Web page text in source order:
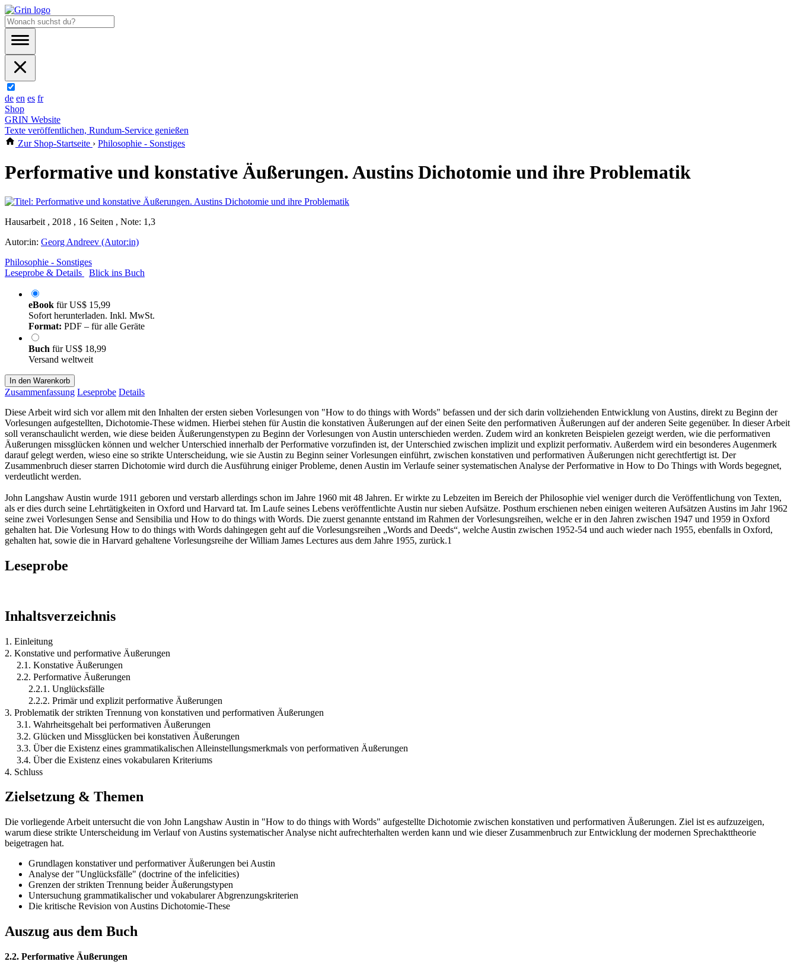
de en es fr
Shop
GRIN Website
Texte veröffentlichen, Rundum-Service genießen
Zur Shop-Startseite › Philosophie - Sonstiges
Performative und konstative Äußerungen. Austins Dichotomie und ihre Problematik
Hausarbeit , 2018 , 16 Seiten , Note: 1,3
Autor:in: Georg Andreev (Autor:in)
Philosophie - Sonstiges
Leseprobe & Details
Blick ins Buch
eBook fürUS$ 15,99
Sofort herunterladen. Inkl. MwSt.
Format: PDF – für alle Geräte
Buch fürUS$ 18,99
Versand weltweit
In den Warenkorb
Zusammenfassung Leseprobe Details
Diese Arbeit wird sich vor allem mit den Inhalten der ersten sieben Vorlesungen von "How to do things with Words" befassen und der sich darin vollziehenden Entwicklung von Austins, direkt zu Beginn der
Vorlesungen aufgestellten, Dichotomie-These widmen. Hierbei stehen für Austin die konstativen Äußerungen auf der einen Seite den performativen Äußerungen auf der anderen Seite gegenüber. In dieser Arbeit
soll veranschaulicht werden, wie diese beiden Äußerungenstypen zu Beginn der Vorlesungen von Austin unterschieden werden. Zudem wird an konkreten Beispielen gezeigt werden, wie die performativen
Äußerungen missglücken können und welcher Unterschied innerhalb der Performative vorzufinden ist, der Unterschied zwischen implizit und explizit performativ. Außerdem wird ein besonderes Augenmerk
darauf gelegt werden, wieso eine so strikte Unterscheidung, wie sie Austin zu Beginn seiner Vorlesungen einführt, zwischen konstativen und performativen Äußerungen nicht gerechtfertigt ist. Der
Zusammenbruch dieser starren Dichotomie wird durch die Ausführung einiger Probleme, denen Austin im Verlaufe seiner systematischen Analyse der Performative in How to Do Things with Words begegnet,
verdeutlicht werden.
John Langshaw Austin wurde 1911 geboren und verstarb allerdings schon im Jahre 1960 mit 48 Jahren. Er wirkte zu Lebzeiten im Bereich der Philosophie viel weniger durch die Veröffentlichung von Texten,
als er dies durch seine Lehrtätigkeiten in Oxford und Harvard tat. Im Laufe seines Lebens veröffentlichte Austin nur sieben Aufsätze. Posthum erschienen neben einigen weiteren Aufsätzen Austins im Jahr 1962
seine zwei Vorlesungen Sense and Sensibilia und How to do things with Words. Die zuerst genannte entstand im Rahmen der Vorlesungsreihen, welche er in den Jahren zwischen 1947 und 1959 in Oxford
gehalten hat. Die Vorlesung How to do things with Words dahingegen geht auf die Vorlesungsreihen „Words and Deeds“, welche Austin zwischen 1952-54 und auch wieder nach 1955, ebenfalls in Oxford,
gehalten hat, sowie die in Harvard gehaltene Vorlesungsreihe der William James Lectures aus dem Jahre 1955, zurück.1
Leseprobe
Inhaltsverzeichnis
1. Einleitung
2. Konstative und performative Äußerungen
2.1. Konstative Äußerungen
2.2. Performative Äußerungen
2.2.1. Unglücksfälle
2.2.2. Primär und explizit performative Äußerungen
3. Problematik der strikten Trennung von konstativen und performativen Äußerungen
3.1. Wahrheitsgehalt bei performativen Äußerungen
3.2. Glücken und Missglücken bei konstativen Äußerungen
3.3. Über die Existenz eines grammatikalischen Alleinstellungsmerkmals von performativen Äußerungen
3.4. Über die Existenz eines vokabularen Kriteriums
4. Schluss
Zielsetzung & Themen
Die vorliegende Arbeit untersucht die von John Langshaw Austin in "How to do things with Words" aufgestellte Dichotomie zwischen konstativen und performativen Äußerungen. Ziel ist es aufzuzeigen,
warum diese strikte Unterscheidung im Verlauf von Austins systematischer Analyse nicht aufrechterhalten werden kann und wie dieser Zusammenbruch zur Entwicklung der modernen Sprechakttheorie
beigetragen hat.
Grundlagen konstativer und performativer Äußerungen bei Austin
Analyse der "Unglücksfälle" (doctrine of the infelicities)
Grenzen der strikten Trennung beider Äußerungstypen
Untersuchung grammatikalischer und vokabularer Abgrenzungskriterien
Die kritische Revision von Austins Dichotomie-These
Auszug aus dem Buch
2.2. Performative Äußerungen